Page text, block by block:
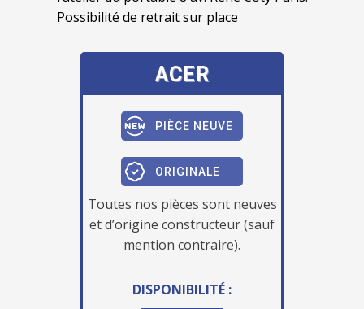
Possibilité de retrait sur place
ACER
PIÈCE NEUVE
ORIGINALE
Toutes nos pièces sont neuves
et d’origine constructeur (sauf
mention contraire).
DISPONIBILITÉ :